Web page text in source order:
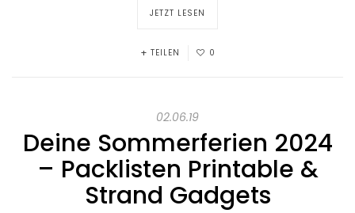
JETZT LESEN
TEILEN 0
02.06.19
Deine Sommerferien 2024
– Packlisten Printable &
Strand Gadgets